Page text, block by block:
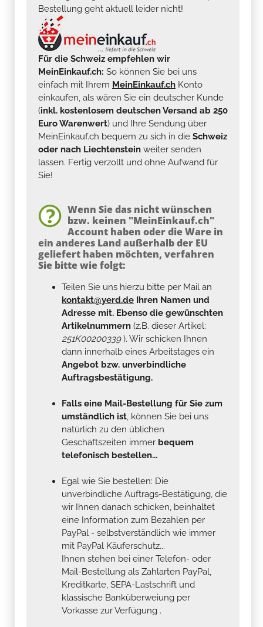
Bestellung geht aktuell leider nicht!
Für die Schweiz empfehlen wir
MeinEinkauf.ch: So können Sie bei uns
einfach mit Ihrem MeinEinkauf.ch Konto
einkaufen, als wären Sie ein deutscher Kunde
(inkl. kostenlosem deutschen Versand ab 250
Euro Warenwert) und Ihre Sendung über
MeinEinkauf.ch bequem zu sich in die Schweiz
oder nach Liechtenstein weiter senden
lassen. Fertig verzollt und ohne Aufwand für
Sie!
Wenn Sie das nicht wünschen
bzw. keinen "MeinEinkauf.ch"
Account haben oder die Ware in
ein anderes Land außerhalb der EU
geliefert haben möchten, verfahren
Sie bitte wie folgt:
Teilen Sie uns hierzu bitte per Mail an
kontakt@yerd.de Ihren Namen und
Adresse mit. Ebenso die gewünschten
Artikelnummern (z.B. dieser Artikel:
251K00200339). Wir schicken Ihnen
dann innerhalb eines Arbeitstages ein
Angebot bzw. unverbindliche
Auftragsbestätigung.
Falls eine Mail-Bestellung für Sie zum
umständlich ist, können Sie bei uns
natürlich zu den üblichen
Geschäftszeiten immer bequem
telefonisch bestellen...
Egal wie Sie bestellen: Die
unverbindliche Auftrags-Bestätigung, die
wir Ihnen danach schicken, beinhaltet
eine Information zum Bezahlen per
PayPal - selbstverständlich wie immer
mit PayPal Käuferschutz...
Ihnen stehen bei einer Telefon- oder
Mail-Bestellung als Zahlarten PayPal,
Kreditkarte, SEPA-Lastschrift und
klassische Banküberweiung per
Vorkasse zur Verfügung .